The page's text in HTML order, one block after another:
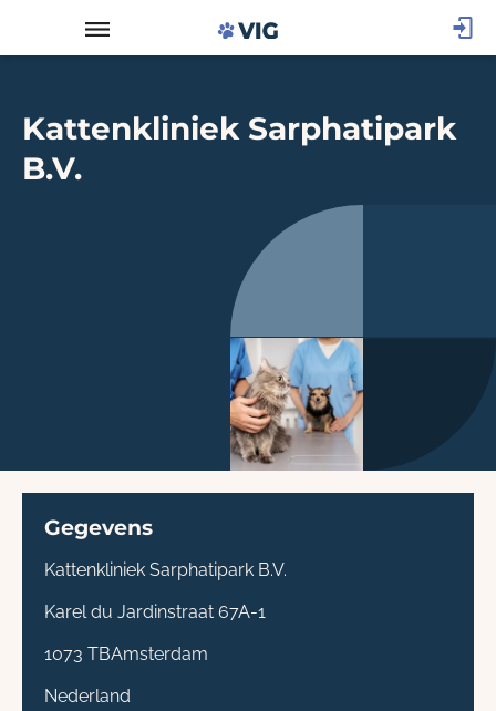
Kattenkliniek Sarphatipark
B.V.
Gegevens
Kattenkliniek Sarphatipark B.V.
Karel du Jardinstraat 67A-1
1073 TBAmsterdam
Nederland